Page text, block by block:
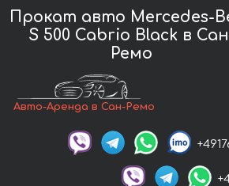
Прокат авто Mercedes-
S 500 Cabrio Black в
Ремо
Авто-Аренда в Сан-Ремо